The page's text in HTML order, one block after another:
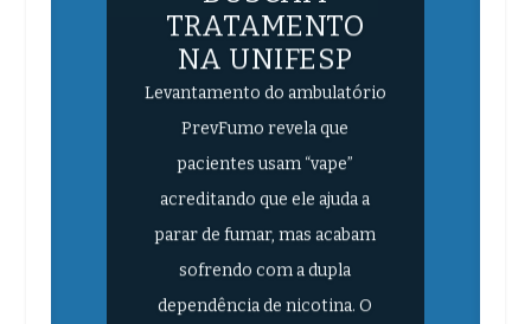
TRATAMENTO
NA UNIFESP
Levantamento do ambulatório
PrevFumo revela que
pacientes usam “vape”
acreditando que ele ajuda a
parar de fumar, mas acabam
sofrendo com a dupla
dependência de nicotina. O